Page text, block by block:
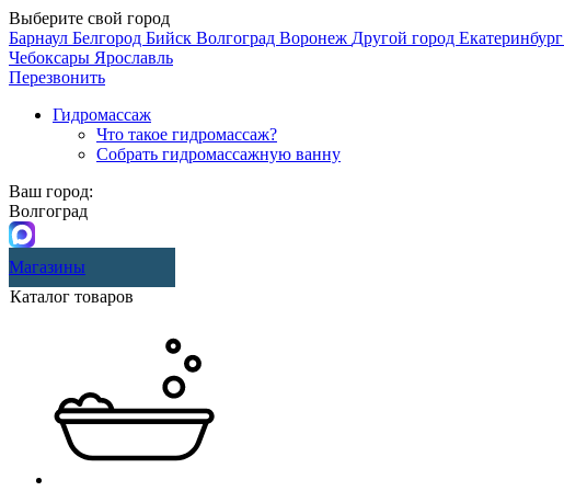
Выберите свой город
Барнаул Белгород Бийск Волгоград Воронеж Другой город Екатеринбург
Чебоксары Ярославль
Перезвонить
Гидромассаж
Что такое гидромассаж?
Собрать гидромассажную ванну
Ваш город:
Волгоград
Магазины
Каталог товаров